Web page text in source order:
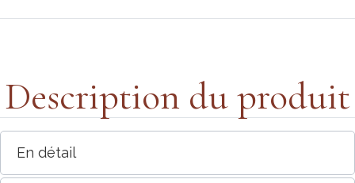
Description du produit
En détail